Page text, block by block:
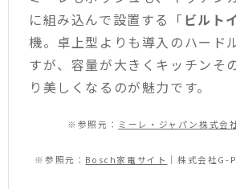
に組み込んで設置する「 ビルト
機。卓上型よりも導入のハード
すが、容量が大きくキッチンそ
り美しくなるのが魅力です。
※参照元： ミーレ・ジャパン株式会
※参照元： Bosch家電サイト ｜株式会社